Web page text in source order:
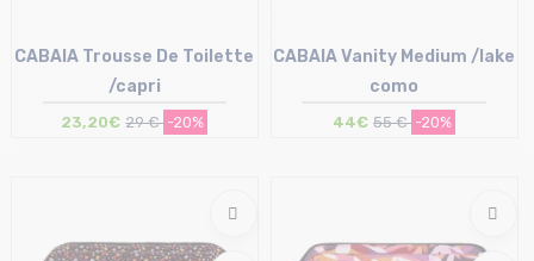
CABAIA Trousse De Toilette
/capri
23,20€ 29 € -20%
CABAIA Vanity Medium /lake
como
44€ 55 € -20%